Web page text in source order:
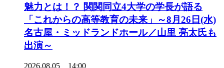
魅力とは！？ 関関同立4大学の学長が語る
「これからの高等教育の未来」～8月26日(水)
名古屋・ミッドランドホール／山里 亮太氏も
出演～
2026.08.05 14:00